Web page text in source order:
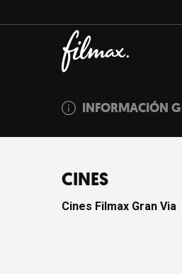
INFORMACIÓN
CINES
Cines Filmax Gran Via